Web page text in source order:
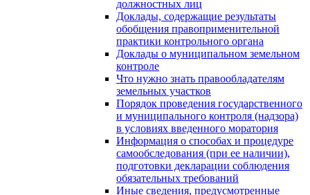
должностных лиц
Доклады, содержащие результаты
обобщения правоприменительной
практики контрольного органа
Доклады о муниципальном земельном
контроле
Что нужно знать правообладателям
земельных участков
Порядок проведения государственного
и муниципального контроля (надзора)
в условиях введенного моратория
Информация о способах и процедуре
самообследования (при ее наличии),
подготовки декларации соблюдения
обязательных требований
Иные сведения, предусмотренные